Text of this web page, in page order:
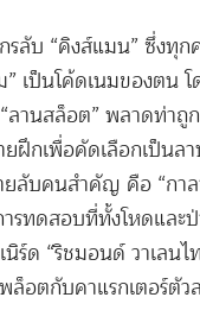
รลับ “คิงส์แมน” ซึ่ง
เป็นโค้ดเนมของตน
ลานสล็อต” พลาดท่า
ยฝึกเพื่อคัดเลือกเป็น
ลับคนสำคัญ คือ “กาล
รทดสอบที่ทั้งโหดและ
นิร์ด “ริชมอนด์วาเลน
อตกับคาแรกเตอร์ตัว